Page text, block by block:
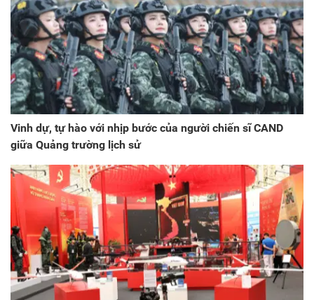
Vinh dự, tự hào với nhịp bước của người chiến sĩ CAND
giữa Quảng trường lịch sử